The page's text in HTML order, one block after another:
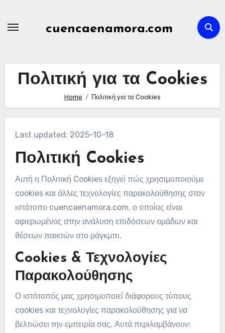
cuencaenamora.com
Πολιτική για τα Cookies
Home Πολιτική για τα Cookies
Last updated: 2025-10-18
Πολιτική Cookies
Αυτή η Πολιτική Cookies εξηγεί πώς χρησιμοποιούμε
cookies και άλλες τεχνολογίες παρακολούθησης στον
ιστότοπο cuencaenamora.com, ο οποίος είναι
αφιερωμένος στην ανάλυση επιδόσεων ομάδων και
θέσεων παικτών στο ράγκμπι.
Cookies & Τεχνολογίες
Παρακολούθησης
Ο ιστότοπός μας χρησιμοποιεί διάφορους τύπους
cookies και τεχνολογίες παρακολούθησης για να
βελτιώσει την εμπειρία σας. Αυτά περιλαμβάνουν: